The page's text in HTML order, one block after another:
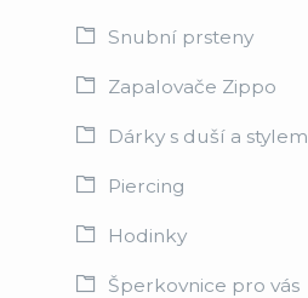
Snubní prsteny
Zapalovače Zippo
Dárky s duší a stylem
Piercing
Hodinky
Šperkovnice pro vás